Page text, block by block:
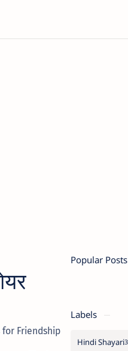
Friendship
Popular Posts
Labels
Hindi Shayari